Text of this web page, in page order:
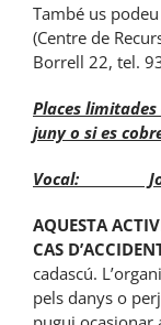
També us
(Centre de
Borrell 22, tel.
Places
juny o si es
Vocal:
AQUESTA
CAS
cadascú.
pels danys o